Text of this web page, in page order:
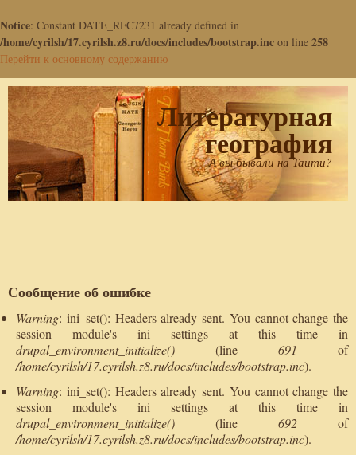
Notice: Constant DATE_RFC7231 already defined in
/home/cyrilsh/17.cyrilsh.z8.ru/docs/includes/bootstrap.inc on line 258
Перейти к основному содержанию
Литературная
география
А вы бывали на Таити?
Сообщение об ошибке
Warning: ini_set(): Headers already sent. You cannot change the
session module's ini settings at this time in
drupal_environment_initialize() (line 691 of
/home/cyrilsh/17.cyrilsh.z8.ru/docs/includes/bootstrap.inc).
Warning: ini_set(): Headers already sent. You cannot change the
session module's ini settings at this time in
drupal_environment_initialize() (line 692 of
/home/cyrilsh/17.cyrilsh.z8.ru/docs/includes/bootstrap.inc).